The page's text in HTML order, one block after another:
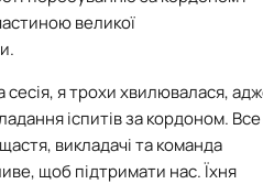
великої
сесія, я трохи хвилювалася,
іспитів за кордоном. Все
викладачі та команда
щоб підтримати нас. Їхня